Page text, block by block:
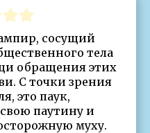
сосущий
тела
обращения этих
С точки зрения
это паук,
паутину и
муху.